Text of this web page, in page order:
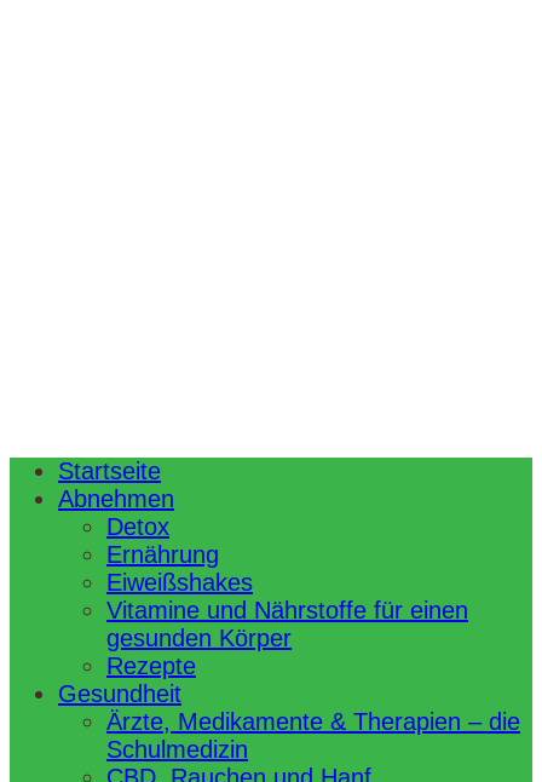
Startseite
Abnehmen
Detox
Ernährung
Eiweißshakes
Vitamine und Nährstoffe für einen
gesunden Körper
Rezepte
Gesundheit
Ärzte, Medikamente & Therapien – die
Schulmedizin